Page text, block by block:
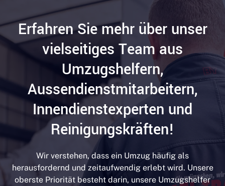
Erfahren Sie mehr über unser
vielseitiges Team aus
Umzugshelfern,
Aussendienstmitarbeitern,
Innendienstexperten und
Reinigungskräften!
Wir verstehen, dass ein Umzug häufig als
herausfordernd und zeitaufwendig erlebt wird. Unsere
oberste Priorität besteht darin, unsere Umzugshelfer